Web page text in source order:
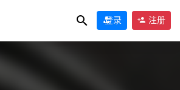
登录 注册